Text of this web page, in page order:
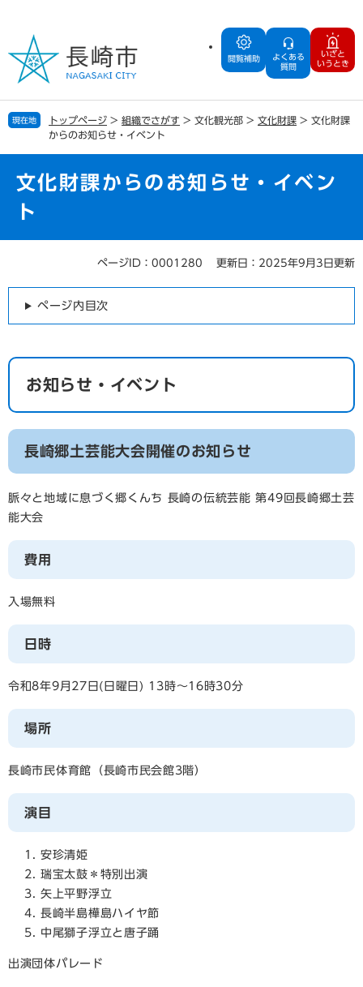
の
で
す
ー
ば
し
閲覧補助
よくある
質問
いざと
いうとき
現在地 トップページ > 組織でさがす > 文化観光部 > 文化財課 > 文化財課
からのお知らせ・イベント
文化財課からのお知らせ・イベン
ト
ページID：0001280 更新日：2025年9月3日更新
ページ内目次
お知らせ・イベント
長崎郷土芸能大会開催のお知らせ
脈々と地域に息づく郷くんち 長崎の伝統芸能 第49回長崎郷土芸
能大会
費用
入場無料
日時
令和8年9月27日(日曜日) 13時～16時30分
場所
長崎市民体育館（長崎市民会館3階）
演目
安珍清姫
瑞宝太鼓＊特別出演
矢上平野浮立
長崎半島樺島ハイヤ節
中尾獅子浮立と唐子踊
出演団体パレード